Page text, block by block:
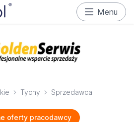
Menu
Tychy Sprzedawca
oferty pracodawcy